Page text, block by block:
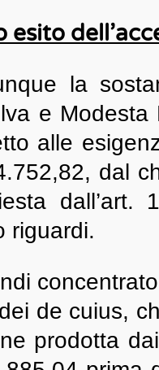
esito
la
e
alle
dal
riguardi.
de cuius,
prodotta